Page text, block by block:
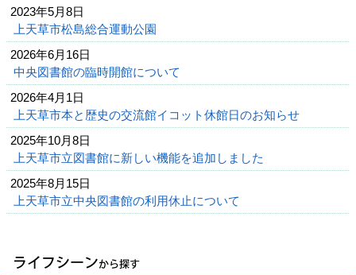
2023年5月8日
上天草市松島総合運動公園
2026年6月16日
中央図書館の臨時開館について
2026年4月1日
上天草市本と歴史の交流館イコット休館日のお知らせ
2025年10月8日
上天草市立図書館に新しい機能を追加しました
2025年8月15日
上天草市立中央図書館の利用休止について